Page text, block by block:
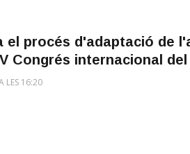
el procés d'adaptació de
Congrés internacional del
LES 16:20